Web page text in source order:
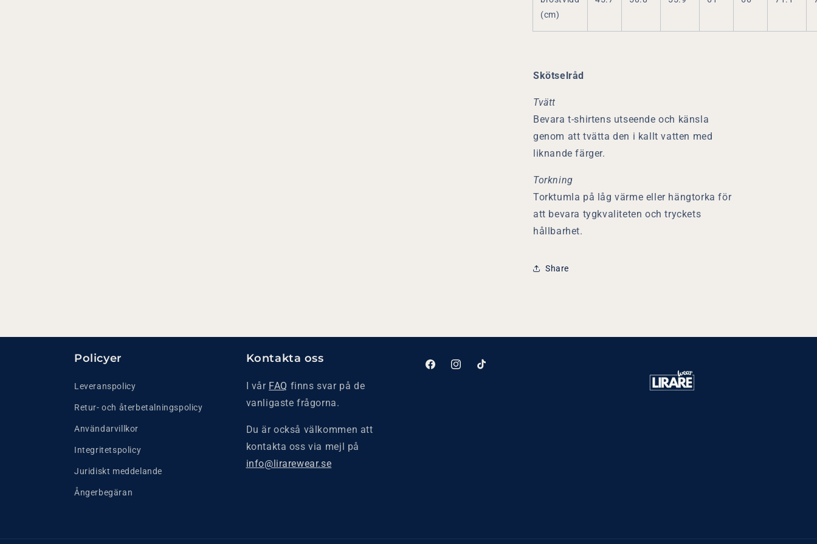
(cm)
Skötselråd
Tvätt
Bevara t-shirtens utseende och känsla
genom att tvätta den i kallt vatten med
liknande färger.
Torkning
Torktumla på låg värme eller hängtorka för
att bevara tygkvaliteten och tryckets
hållbarhet.
Share
Policyer
Leveranspolicy
Retur- och återbetalningspolicy
Användarvillkor
Integritetspolicy
Juridiskt meddelande
Ångerbegäran
Kontakta oss
I vår FAQ finns svar på de
vanligaste frågorna.
Du är också välkommen att
kontakta oss via mejl på
info@lirarewear.se
FacebookInstagramTikTok